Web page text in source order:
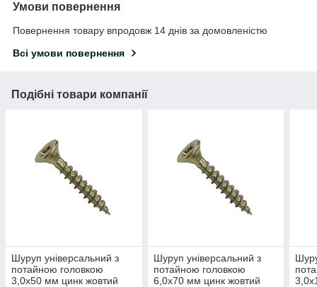
Умови повернення
Повернення товару впродовж 14 днів за домовленістю
Всі умови повернення
Подібні товари компанії
Шуруп універсальний з
потайною головкою
3,0х50 мм цинк жовтий
Шуруп універсальний з
потайною головкою
6,0х70 мм цинк жовтий